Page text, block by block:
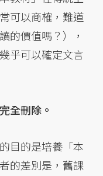
可以商榷，難道
的價值嗎？），
乎可以確定文言
全刪除。
目的是培養「本
的差別是，舊課